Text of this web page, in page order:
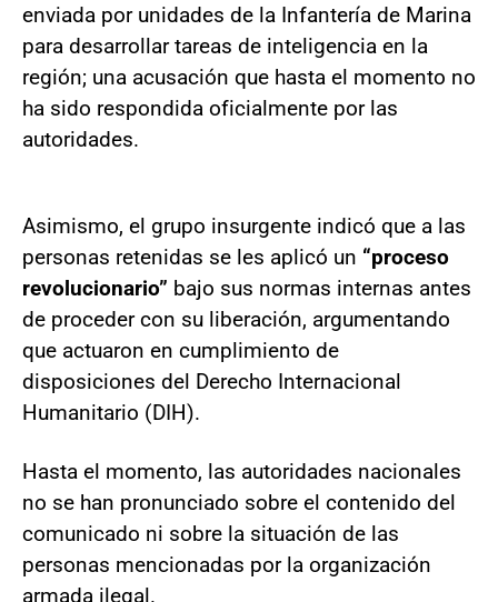
enviada por unidades de la Infantería de Marina
para desarrollar tareas de inteligencia en la
región; una acusación que hasta el momento no
ha sido respondida oficialmente por las
autoridades.
Asimismo, el grupo insurgente indicó que a las
personas retenidas se les aplicó un “proceso
revolucionario” bajo sus normas internas antes
de proceder con su liberación, argumentando
que actuaron en cumplimiento de
disposiciones del Derecho Internacional
Humanitario (DIH).
Hasta el momento, las autoridades nacionales
no se han pronunciado sobre el contenido del
comunicado ni sobre la situación de las
personas mencionadas por la organización
armada ilegal.